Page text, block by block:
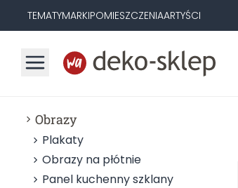
TEMATYMARKIPOMIESZCZENIAARTYŚCI
Obrazy
Plakaty
Obrazy na płótnie
Panel kuchenny szklany